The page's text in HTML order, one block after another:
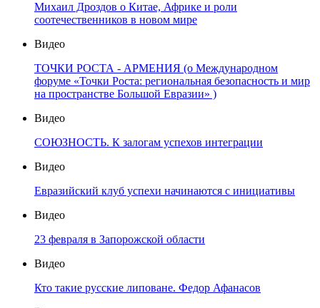
Михаил Дроздов о Китае, Африке и роли
соотечественников в новом мире
Видео
ТОЧКИ РОСТА - АРМЕНИЯ (о Международном
форуме «Точки Роста: региональная безопасность и мир
на пространстве Большой Евразии» )
Видео
СОЮЗНОСТЬ. К залогам успехов интеграции
Видео
Евразийский клуб успехи начинаются с инициативы
Видео
23 февраля в Запорожской области
Видео
Кто такие русские липоване. Федор Афанасов